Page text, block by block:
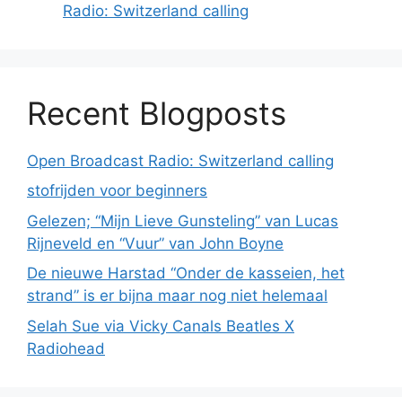
Radio: Switzerland calling
Recent Blogposts
Open Broadcast Radio: Switzerland calling
stofrijden voor beginners
Gelezen; “Mijn Lieve Gunsteling” van Lucas
Rijneveld en “Vuur” van John Boyne
De nieuwe Harstad “Onder de kasseien, het
strand” is er bijna maar nog niet helemaal
Selah Sue via Vicky Canals Beatles X
Radiohead